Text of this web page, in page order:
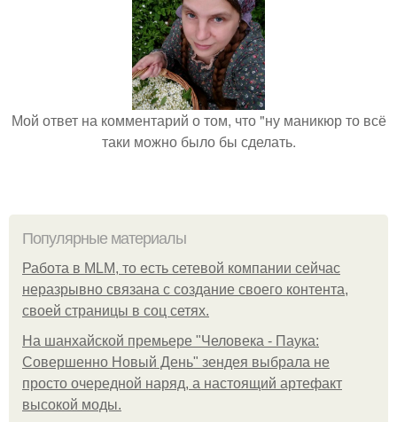
Мой ответ на комментарий о том, что "ну маникюр то всё
таки можно было бы сделать.
Популярные материалы
Работа в MLM, то есть сетевой компании сейчас
неразрывно связана с создание своего контента,
своей страницы в соц сетях.
На шанхайской премьере "Человека - Паука:
Совершенно Новый День" зендея выбрала не
просто очередной наряд, а настоящий артефакт
высокой моды.